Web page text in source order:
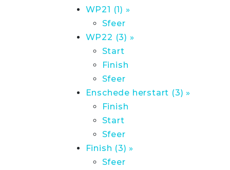
WP21 (1) »
Sfeer
WP22 (3) »
Start
Finish
Sfeer
Enschede herstart (3) »
Finish
Start
Sfeer
Finish (3) »
Sfeer